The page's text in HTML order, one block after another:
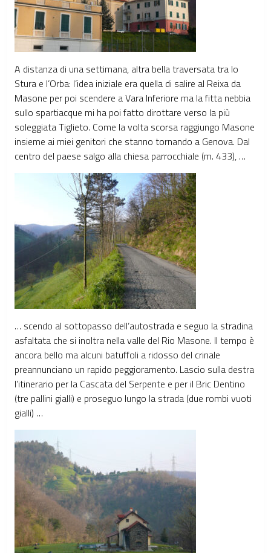
A distanza di una settimana, altra bella traversata tra lo
Stura e l’Orba: l’idea iniziale era quella di salire al Reixa da
Masone per poi scendere a Vara Inferiore ma la fitta nebbia
sullo spartiacque mi ha poi fatto dirottare verso la più
soleggiata Tiglieto. Come la volta scorsa raggiungo Masone
insieme ai miei genitori che stanno tornando a Genova. Dal
centro del paese salgo alla chiesa parrocchiale (m. 433), …
… scendo al sottopasso dell’autostrada e seguo la stradina
asfaltata che si inoltra nella valle del Rio Masone. Il tempo è
ancora bello ma alcuni batuffoli a ridosso del crinale
preannunciano un rapido peggioramento. Lascio sulla destra
l’itinerario per la Cascata del Serpente e per il Bric Dentino
(tre pallini gialli) e proseguo lungo la strada (due rombi vuoti
gialli) …